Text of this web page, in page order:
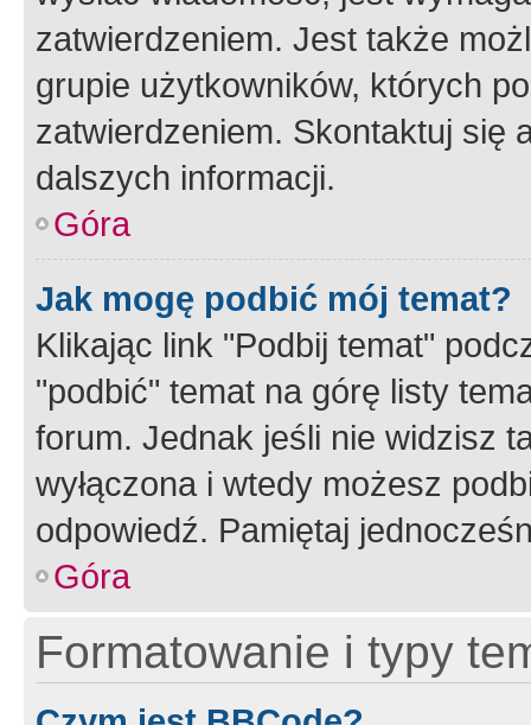
zatwierdzeniem. Jest także
grupie użytkowników, których
zatwierdzeniem. Skontaktuj się
dalszych informacji.
Góra
Jak mogę podbić mój temat?
Klikając link "Podbij temat"
"podbić" temat na górę listy
forum. Jednak jeśli nie widzisz
wyłączona i wtedy możesz
odpowiedź. Pamiętaj
Góra
Formatowanie i typy